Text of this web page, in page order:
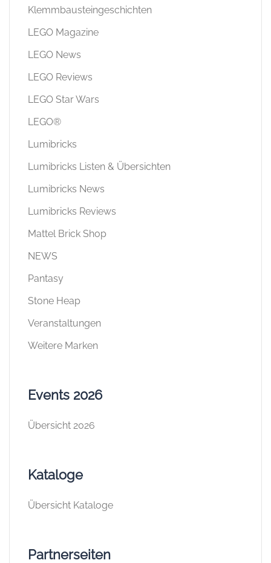
Klemmbausteingeschichten
LEGO Magazine
LEGO News
LEGO Reviews
LEGO Star Wars
LEGO®
Lumibricks
Lumibricks Listen & Übersichten
Lumibricks News
Lumibricks Reviews
Mattel Brick Shop
NEWS
Pantasy
Stone Heap
Veranstaltungen
Weitere Marken
Events 2026
Übersicht 2026
Kataloge
Übersicht Kataloge
Partnerseiten